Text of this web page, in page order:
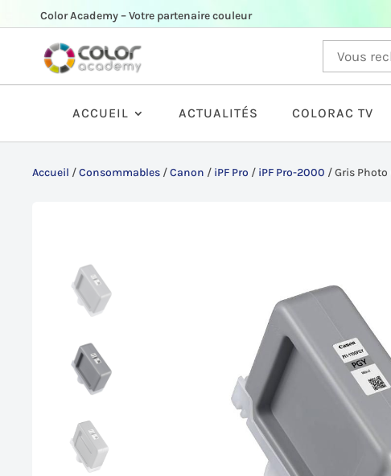
Color Academy – Votre partenaire couleur
ACCUEIL ACTUALITÉS COLORAC TV
Accueil /Consommables /Canon / iPF Pro / iPF Pro-2000 /Gris